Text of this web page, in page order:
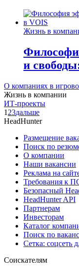
Жизнь в
и
О компаниях в
Жизнь в компании
ИТ-проекты
1 23дальше
HeadHunter
Размещение
Поиск по
О компании
Наши вакансии
Реклама на
Требования к
Безопасный
HeadHunter API
Партнерам
Инвесторам
Каталог
Поиск по
Сетка: соцсеть
Соискателям